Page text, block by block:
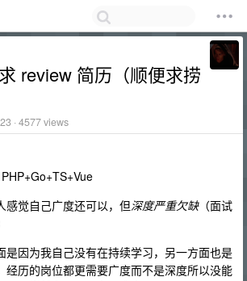
review 简历（顺便求捞
· 4577 views
感觉自己广度还可以，但深度严重欠缺（面试
是因为我自己没有在持续学习，另一方面也是
经历的岗位都更需要广度而不是深度所以没能